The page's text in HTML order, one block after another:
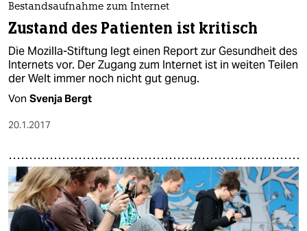
Bestandsaufnahme zum Internet
Zustand des Patienten ist kritisch
Die Mozilla-Stiftung legt einen Report zur Gesundheit des
Internets vor. Der Zugang zum Internet ist in weiten Teilen
der Welt immer noch nicht gut genug.
Von Svenja Bergt
20.1.2017